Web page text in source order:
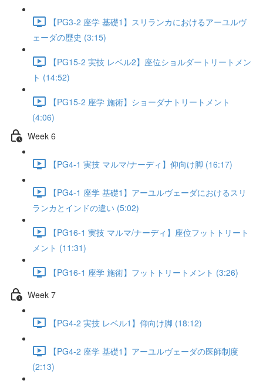
【PG3-2 座学 基礎1】スリランカにおけるアーユルヴ
ェーダの歴史 (3:15)
【PG15-2 実技 レベル2】座位ショルダートリートメン
ト (14:52)
【PG15-2 座学 施術】ショーダナトリートメント
(4:06)
Week 6
【PG4-1 実技 マルマ/ナーディ】仰向け脚 (16:17)
【PG4-1 座学 基礎1】アーユルヴェーダにおけるスリ
ランカとインドの違い (5:02)
【PG16-1 実技 マルマ/ナーディ】座位フットトリート
メント (11:31)
【PG16-1 座学 施術】フットトリートメント (3:26)
Week 7
【PG4-2 実技 レベル1】仰向け脚 (18:12)
【PG4-2 座学 基礎1】アーユルヴェーダの医師制度
(2:13)